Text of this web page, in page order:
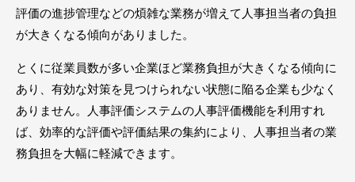
評価の進捗管理などの煩雑な業務が増えて人事担当者の負担
が大きくなる傾向がありました。
とくに従業員数が多い企業ほど業務負担が大きくなる傾向に
あり、有効な対策を見つけられない状態に陥る企業も少なく
ありません。人事評価システムの人事評価機能を利用すれ
ば、効率的な評価や評価結果の集約により、人事担当者の業
務負担を大幅に軽減できます。